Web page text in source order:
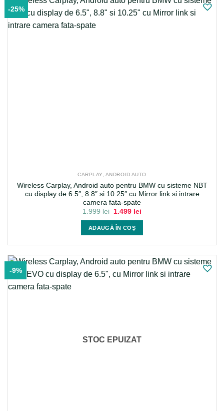
-25%
CARPLAY, ANDROID AUTO
Wireless Carplay, Android auto pentru BMW cu sisteme NBT
cu display de 6.5″, 8.8″ si 10.25″ cu Mirror link si intrare
camera fata-spate
1.999lei
Prețul
a
fost:
1.999 lei.
1.499 lei
ADAUGĂ ÎN COȘ
-9%
STOC EPUIZAT